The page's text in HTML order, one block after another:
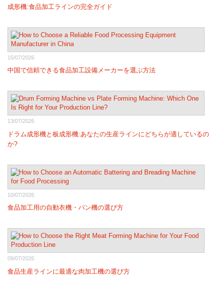
成形機:食品加工ラインの完全ガイド
15/07/2026
中国で信頼できる食品加工設備メーカーを選ぶ方法
13/07/2026
ドラム成形機と板成形機:あなたの生産ラインにどちらが適しているの
か?
10/07/2026
食品加工用の自動衣機・パン機の選び方
09/07/2026
食品生産ラインに最適な肉加工機の選び方